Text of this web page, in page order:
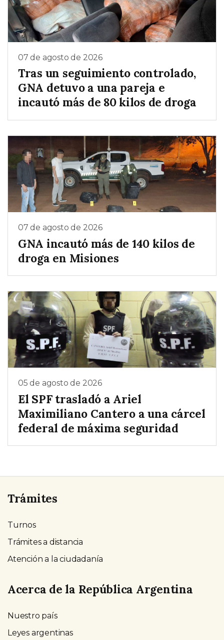
07 de agosto de 2026
Tras un seguimiento controlado,
GNA detuvo a una pareja e
incautó más de 80 kilos de droga
07 de agosto de 2026
GNA incautó más de 140 kilos de
droga en Misiones
05 de agosto de 2026
El SPF trasladó a Ariel
Maximiliano Cantero a una cárcel
federal de máxima seguridad
Trámites
Turnos
Trámites a distancia
Atención a la ciudadanía
Acerca de la República Argentina
Nuestro país
Leyes argentinas